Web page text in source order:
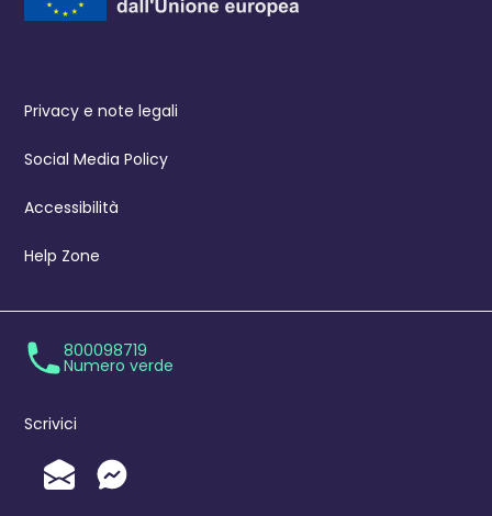
Privacy e note legali
Social Media Policy
Accessibilità
Help Zone
800098719
Numero verde
Scrivici
Invia un'Email
Messenger